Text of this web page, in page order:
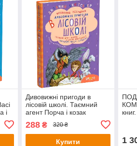
і
Дивовижні пригоди в
лісовій школі. Таємний
агент Порча і козак
288₴ 320 ₴
Купити 1